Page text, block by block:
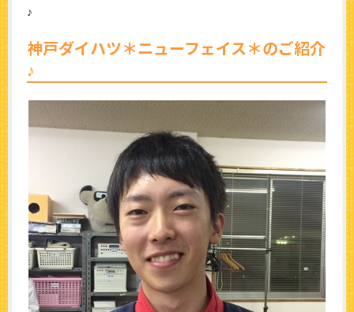
♪
神戸ダイハツ＊ニューフェイス＊のご紹介
♪